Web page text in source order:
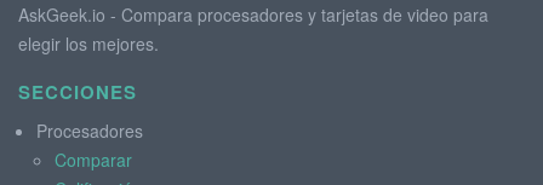
AskGeek.io - Compara procesadores y tarjetas de video para
elegir los mejores.
SECCIONES
Procesadores
Comparar